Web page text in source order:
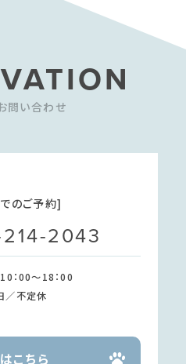
問い合わせ
のご予約]
2043
：00～18：00
／不定休
こちら